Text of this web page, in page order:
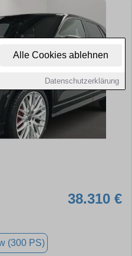
Alle Cookies ablehnen
Datenschutzerklärung
38.310 €
(300 PS)